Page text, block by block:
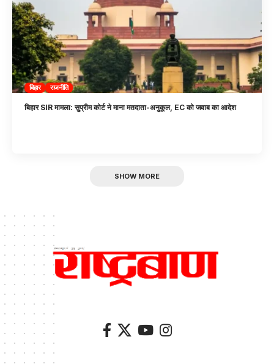
बिहार राजनीति
बिहार SIR मामला: सुप्रीम कोर्ट ने माना मतदाता-अनुकूल, EC को जवाब का आदेश
SHOW MORE